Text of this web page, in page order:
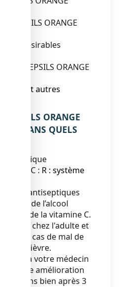
ORANGE
indésirables
STREPSILS ORANGE
et autres
ORANGE
ET DANS QUELS
ATC : R : système
2 antiseptiques
et de l’alcool
et de la vitamine C.
indiqué chez l'adulte et
ans en cas de mal de
sans fièvre.
à votre médecin
aucune amélioration
moins bien après 3